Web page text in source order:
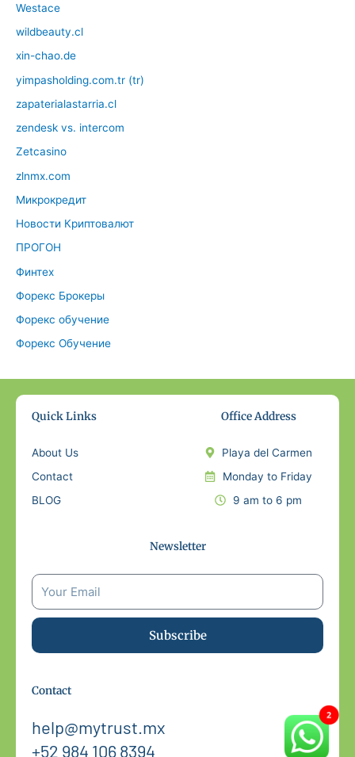
Westace
wildbeauty.cl
xin-chao.de
yimpasholding.com.tr (tr)
zapaterialastarria.cl
zendesk vs. intercom
Zetcasino
zlnmx.com
Микрокредит
Новости Криптовалют
ПРОГОН
Финтех
Форекс Брокеры
Форекс обучение
Форекс Обучение
Quick Links
About Us
Contact
BLOG
Office Address
Playa del Carmen
Monday to Friday
9 am to 6 pm
Newsletter
Subscribe
Contact
help@mytrust.mx
+52 984 106 8394